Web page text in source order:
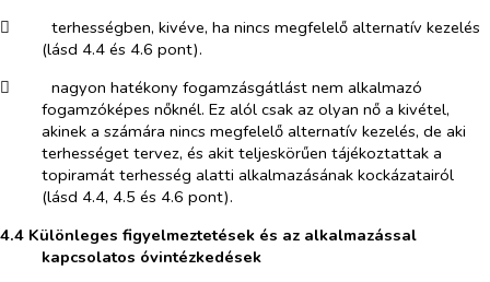
​
terhességben, kivéve, ha nincs megfelelő alternatív kezelés
(lásd 4.4 és 4.6 pont).
​
nagyon hatékony fogamzásgátlást nem alkalmazó
fogamzóképes nőknél. Ez alól csak az olyan nő a kivétel,
akinek a számára nincs megfelelő alternatív kezelés, de aki
terhességet tervez, és akit teljeskörűen tájékoztattak a
topiramát terhesség alatti alkalmazásának kockázatairól
(lásd 4.4, 4.5 és 4.6 pont).
4.4 Különleges figyelmeztetések és az alkalmazással
kapcsolatos óvintézkedések